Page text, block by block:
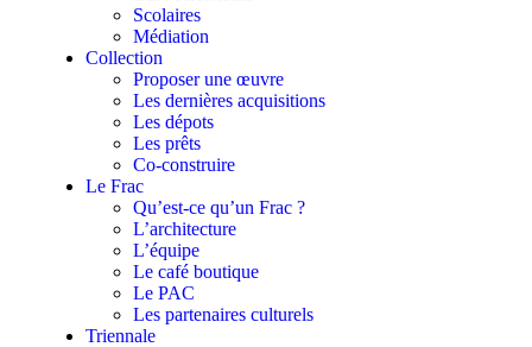
Scolaires
Médiation
Collection
Proposer une œuvre
Les dernières acquisitions
Les dépots
Les prêts
Co-construire
Le Frac
Qu’est-ce qu’un Frac ?
L’architecture
L’équipe
Le café boutique
Le PAC
Les partenaires culturels
Triennale